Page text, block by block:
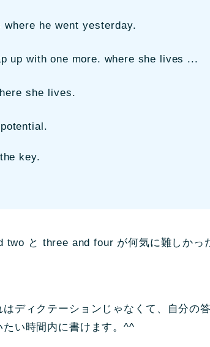
he went yesterday.
up with one more. where she lives ...
she lives.
key.
two と three and four が何気に難しかっ
ディクテーションじゃなくて、自分の
い時間内に書けます。^^